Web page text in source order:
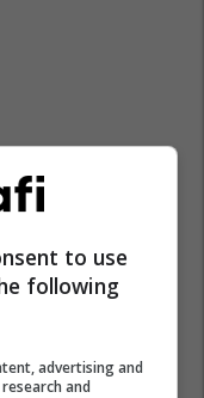
to use
following
advertising and
and